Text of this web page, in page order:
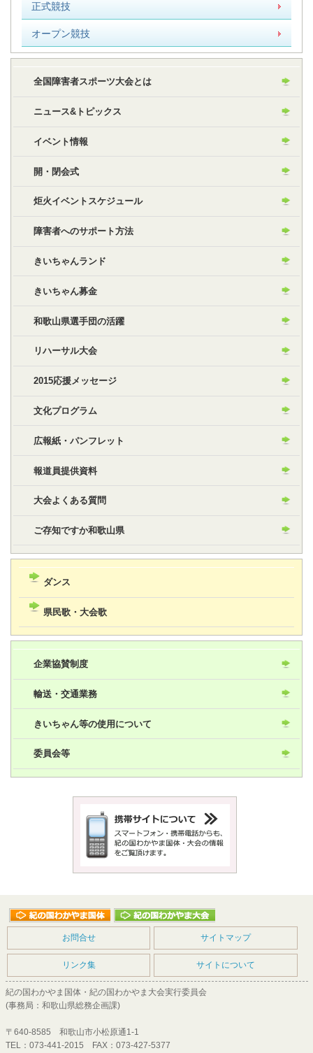
正式競技
オープン競技
全国障害者スポーツ大会とは
ニュース&トピックス
イベント情報
開・閉会式
炬火イベントスケジュール
障害者へのサポート方法
きいちゃんランド
きいちゃん募金
和歌山県選手団の活躍
リハーサル大会
2015応援メッセージ
文化プログラム
広報紙・パンフレット
報道員提供資料
大会よくある質問
ご存知ですか和歌山県
ダンス
県民歌・大会歌
企業協賛制度
輸送・交通業務
きいちゃん等の使用について
委員会等
お問合せ サイトマップ
リンク集 サイトについて
紀の国わかやま国体・紀の国わかやま大会実行委員会
(事務局：和歌山県総務企画課)
〒640-8585 和歌山市小松原通1-1
TEL：073-441-2015 FAX：073-427-5377